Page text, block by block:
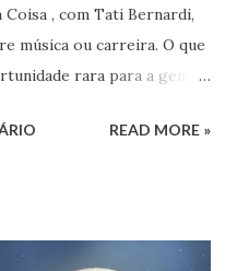
, com Tati Bernardi,
música ou carreira. O que
rara para a gente
e intolerância
não significou
READ MORE »